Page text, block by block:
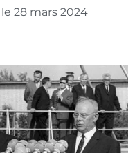
le 28 mars 2024